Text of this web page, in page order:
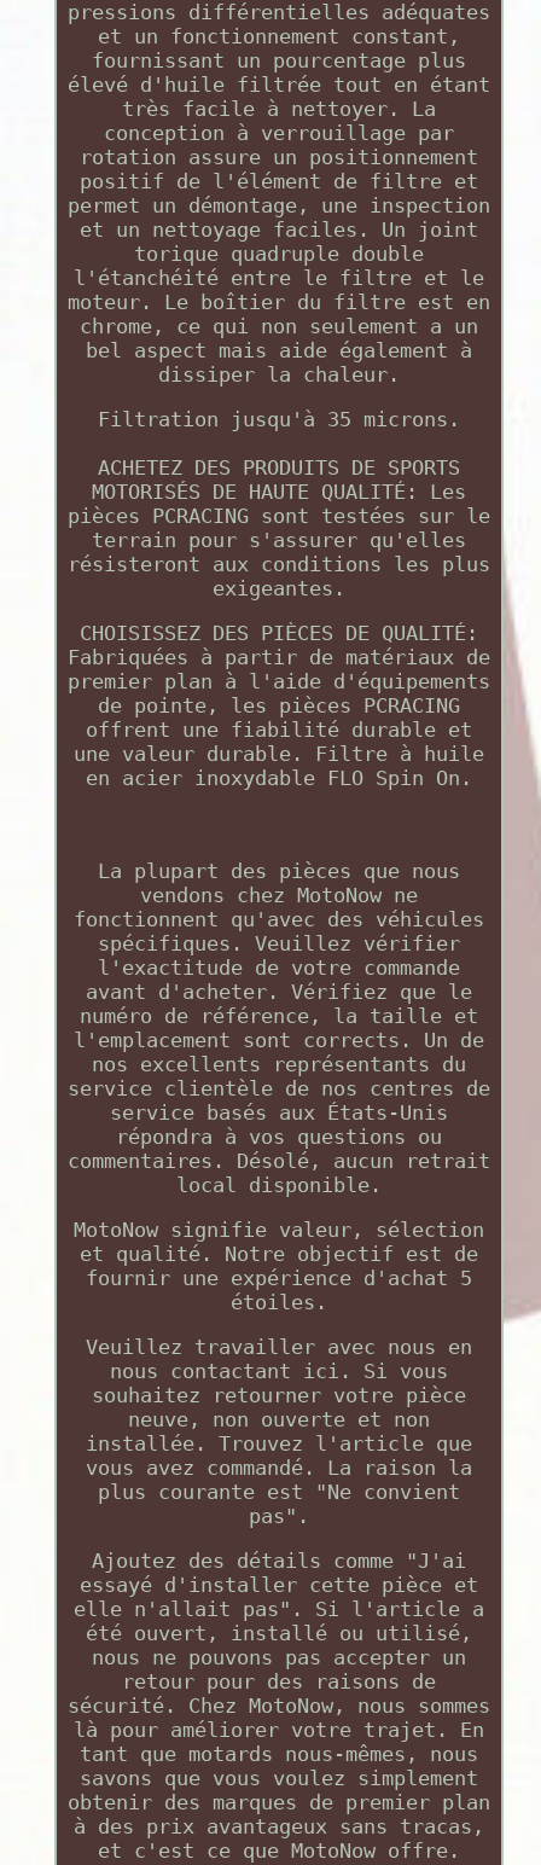
pressions différentielles adéquates
et un fonctionnement constant,
fournissant un pourcentage plus
élevé d'huile filtrée tout en étant
très facile à nettoyer. La
conception à verrouillage par
rotation assure un positionnement
positif de l'élément de filtre et
permet un démontage, une inspection
et un nettoyage faciles. Un joint
torique quadruple double
l'étanchéité entre le filtre et le
moteur. Le boîtier du filtre est en
chrome, ce qui non seulement a un
bel aspect mais aide également à
dissiper la chaleur.
Filtration jusqu'à 35 microns.
ACHETEZ DES PRODUITS DE SPORTS
MOTORISÉS DE HAUTE QUALITÉ: Les
pièces PCRACING sont testées sur le
terrain pour s'assurer qu'elles
résisteront aux conditions les plus
exigeantes.
CHOISISSEZ DES PIÈCES DE QUALITÉ:
Fabriquées à partir de matériaux de
premier plan à l'aide d'équipements
de pointe, les pièces PCRACING
offrent une fiabilité durable et
une valeur durable. Filtre à huile
en acier inoxydable FLO Spin On.
La plupart des pièces que nous
vendons chez MotoNow ne
fonctionnent qu'avec des véhicules
spécifiques. Veuillez vérifier
l'exactitude de votre commande
avant d'acheter. Vérifiez que le
numéro de référence, la taille et
l'emplacement sont corrects. Un de
nos excellents représentants du
service clientèle de nos centres de
service basés aux États-Unis
répondra à vos questions ou
commentaires. Désolé, aucun retrait
local disponible.
MotoNow signifie valeur, sélection
et qualité. Notre objectif est de
fournir une expérience d'achat 5
étoiles.
Veuillez travailler avec nous en
nous contactant ici. Si vous
souhaitez retourner votre pièce
neuve, non ouverte et non
installée. Trouvez l'article que
vous avez commandé. La raison la
plus courante est "Ne convient
pas".
Ajoutez des détails comme "J'ai
essayé d'installer cette pièce et
elle n'allait pas". Si l'article a
été ouvert, installé ou utilisé,
nous ne pouvons pas accepter un
retour pour des raisons de
sécurité. Chez MotoNow, nous sommes
là pour améliorer votre trajet. En
tant que motards nous-mêmes, nous
savons que vous voulez simplement
obtenir des marques de premier plan
à des prix avantageux sans tracas,
et c'est ce que MotoNow offre.